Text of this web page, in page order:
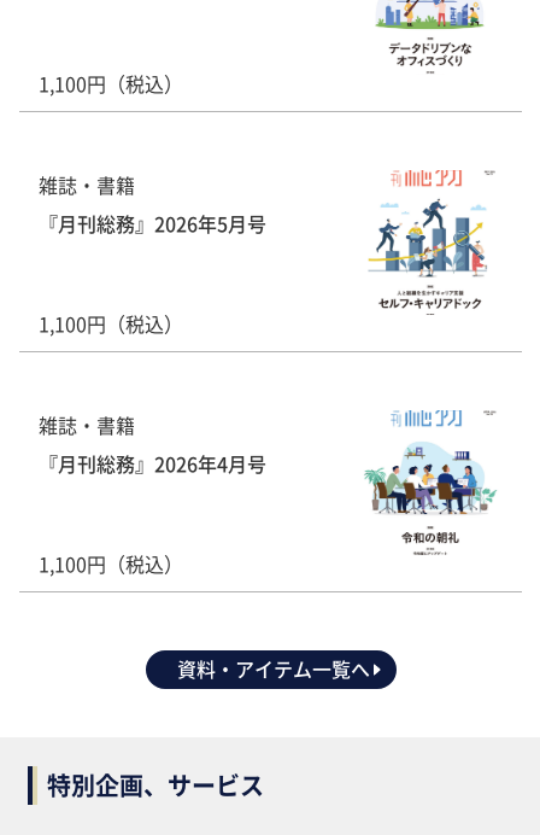
1,100円（税込）
雑誌・書籍
『月刊総務』2026年5月号
1,100円（税込）
雑誌・書籍
『月刊総務』2026年4月号
1,100円（税込）
資料・アイテム一覧へ
特別企画、サービス